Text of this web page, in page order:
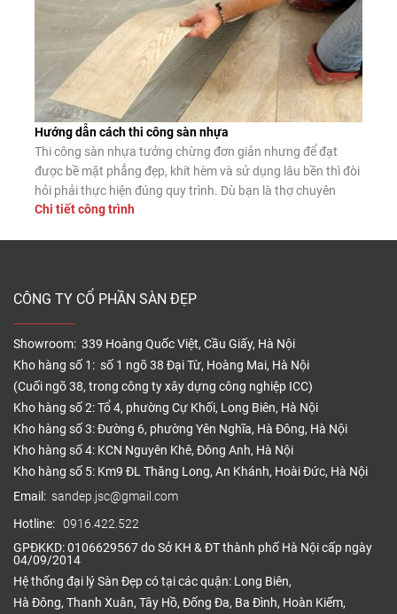
Hướng dẫn cách thi công sàn nhựa
Thi công sàn nhựa tưởng chừng đơn giản nhưng để đạt
được bề mặt phẳng đẹp, khít hèm và sử dụng lâu bền thì đòi
hỏi phải thực hiện đúng quy trình. Dù bạn là thợ chuyên
nghiệp hay tự lát tại nhà, nắm vững các bước lắp đặt chuẩn
Chi tiết công trình
CÔNG TY CỔ PHẦN SÀN ĐẸP
Showroom: 339 Hoàng Quốc Việt, Cầu Giấy, Hà Nội
Kho hàng số 1: số 1 ngõ 38 Đại Từ, Hoàng Mai, Hà Nội
(Cuối ngõ 38, trong công ty xây dựng công nghiệp ICC)
Kho hàng số 2: Tổ 4, phường Cự Khối, Long Biên, Hà Nội
Kho hàng số 3: Đường 6, phường Yên Nghĩa, Hà Đông, Hà Nội
Kho hàng số 4: KCN Nguyên Khê, Đông Anh, Hà Nội
Kho hàng số 5: Km9 ĐL Thăng Long, An Khánh, Hoài Đức, Hà Nội
Email: sandep.jsc@gmail.com
Hotline: 0916.422.522
GPĐKKD: 0106629567 do Sở KH & ĐT thành phố Hà Nội cấp ngày
04/09/2014
Hệ thống đại lý Sàn Đẹp có tại các quận: Long Biên,
Hà Đông, Thanh Xuân, Tây Hồ, Đống Đa, Ba Đình, Hoàn Kiếm,